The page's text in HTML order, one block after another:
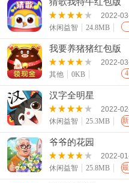
2022-
休闲益智
24.8MB
我要养猪猪红包版
2022-
其他
0KB
汉字全明星
2022-
休闲益智
25.3MB
爷爷的花园
2022-
休闲益智
25.8MB